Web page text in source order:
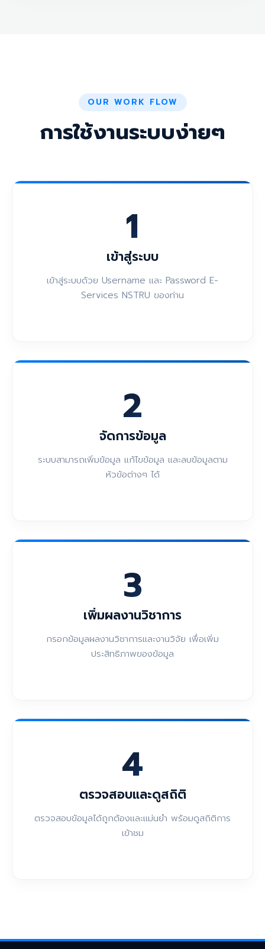
OUR WORK FLOW
การใช้งานระบบง่ายๆ
1
เข้าสู่ระบบ
เข้าสู่ระบบด้วย Username และ Password E-
Services NSTRU ของท่าน
2
จัดการข้อมูล
ระบบสามารถเพิ่มข้อมูล แก้ไขข้อมูล และลบข้อมูลตาม
หัวข้อต่างๆ ได้
3
เพิ่มผลงานวิชาการ
กรอกข้อมูลผลงานวิชาการและงานวิจัย เพื่อเพิ่ม
ประสิทธิภาพของข้อมูล
4
ตรวจสอบและดูสถิติ
ตรวจสอบข้อมูลได้ถูกต้องและแม่นยำ พร้อมดูสถิติการ
เข้าชม